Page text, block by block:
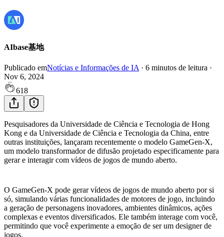
AIbase基地
Publicado emNotícias e Informações de IA · 6 minutos de leitura ·
Nov 6, 2024
618
Pesquisadores da Universidade de Ciência e Tecnologia de Hong
Kong e da Universidade de Ciência e Tecnologia da China, entre
outras instituições, lançaram recentemente o modelo GameGen-X,
um modelo transformador de difusão projetado especificamente para
gerar e interagir com vídeos de jogos de mundo aberto.
O GameGen-X pode gerar vídeos de jogos de mundo aberto por si
só, simulando várias funcionalidades de motores de jogo, incluindo
a geração de personagens inovadores, ambientes dinâmicos, ações
complexas e eventos diversificados. Ele também interage com você,
permitindo que você experimente a emoção de ser um designer de
jogos.